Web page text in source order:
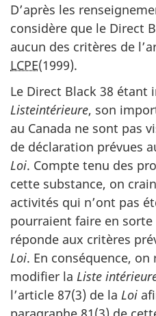
D’après les
considère que le Direct
aucun des critères de
LCPE(1999).
Le Direct Black 38 étant
Listeintérieure, son
au Canada ne sont pas
de déclaration prévues
Loi. Compte tenu des
cette substance, on
activités qui n’ont pas
pourraient faire en
réponde aux critères
Loi. En conséquence,
modifier la Liste
l’article 87(3) de la Loi